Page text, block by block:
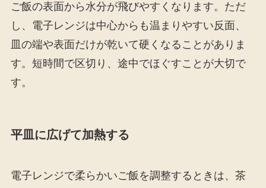
ご飯の表面から水分が飛びやすくなります。ただ
し、電子レンジは中心からも温まりやすい反面、
皿の端や表面だけが乾いて硬くなることがありま
す。短時間で区切り、途中でほぐすことが大切で
す。
平皿に広げて加熱する
電子レンジで柔らかいご飯を調整するときは、茶